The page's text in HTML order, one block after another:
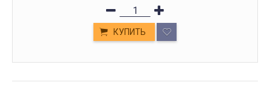
КУПИТЬ